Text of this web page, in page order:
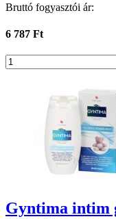
Bruttó fogyasztói ár:
6 787 Ft
Gyntima intim